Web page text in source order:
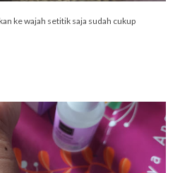
ke wajah setitik saja sudah cukup